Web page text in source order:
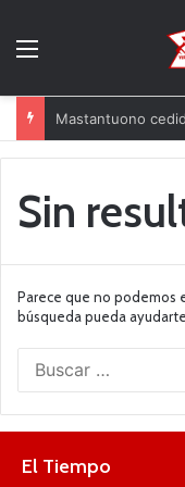
Mastantuono
Sin
Parece que no podemos
búsqueda pueda
El Tiempo